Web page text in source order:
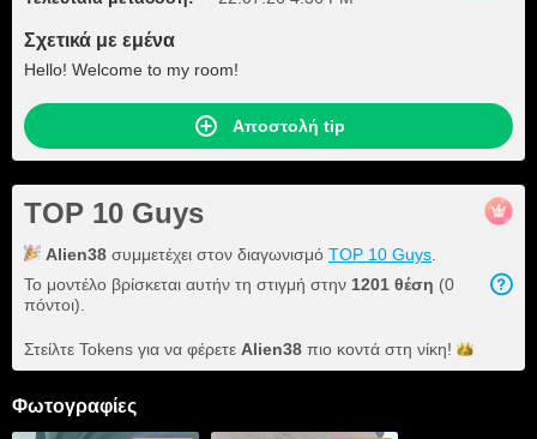
Σχετικά με εμένα
Hello! Welcome to my room!
Αποστολή tip
TOP 10 Guys
Alien38 συμμετέχει στον διαγωνισμό TOP 10 Guys
Το μοντέλο βρίσκεται αυτήν τη στιγμή στην 1201 θέση (0
πόντοι).
Στείλτε Tokens για να φέρετε Alien38 πιο κοντά στη νίκη!
Φωτογραφίες